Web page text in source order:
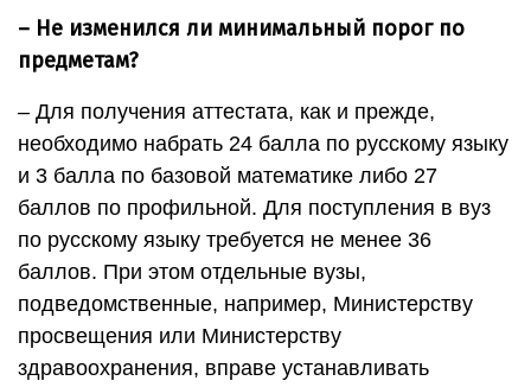
– Не изменился ли минимальный порог по
предметам?
– Для получения аттестата, как и прежде,
необходимо набрать 24 балла по русскому языку
и 3 балла по базовой математике либо 27
баллов по профильной. Для поступления в вуз
по русскому языку требуется не менее 36
баллов. При этом отдельные вузы,
подведомственные, например, Министерству
просвещения или Министерству
здравоохранения, вправе устанавливать